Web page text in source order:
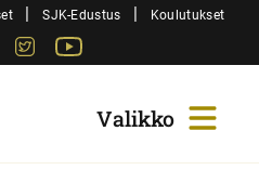
| SJK-Edustus | Koulutukset
Instagram
Twitter